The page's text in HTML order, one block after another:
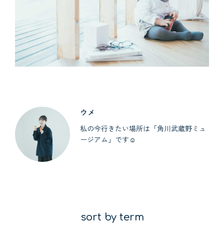
ウメ
私の今行きたい場所は「角川武蔵野ミュ
ージアム」です☺︎
sort by term